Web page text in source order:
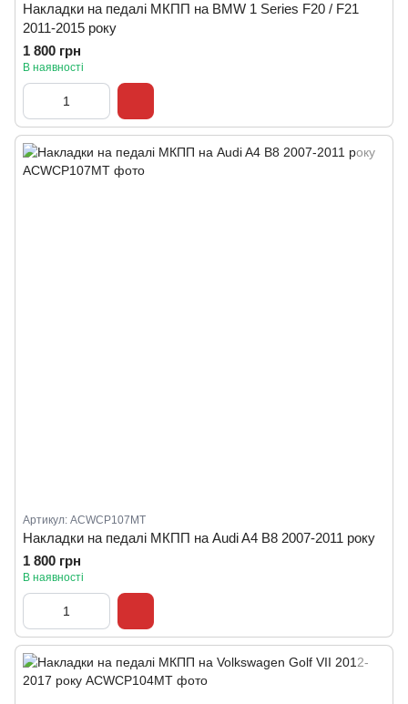
Накладки на педалі МКПП на BMW 1 Series F20 / F21
2011-2015 року
1 800 грн
В наявності
Артикул: ACWCP107MT
Накладки на педалі МКПП на Audi A4 B8 2007-2011 року
1 800 грн
В наявності